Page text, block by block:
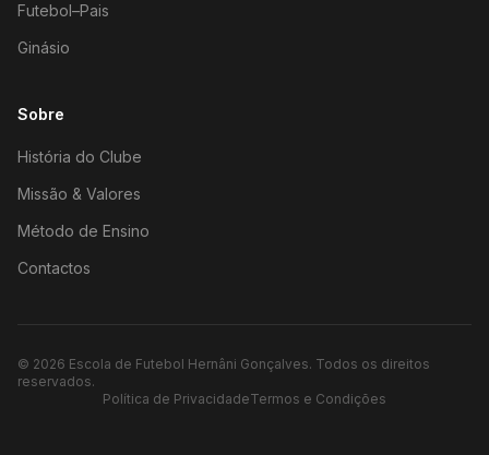
Futebol–Pais
Ginásio
Sobre
História do Clube
Missão & Valores
Método de Ensino
Contactos
© 2026 Escola de Futebol Hernâni Gonçalves. Todos os direitos
reservados.
Política de PrivacidadeTermos e Condições